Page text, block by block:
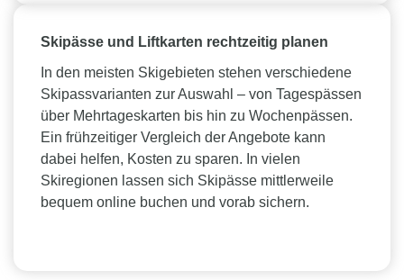
Skipässe und Liftkarten rechtzeitig planen
In den meisten Skigebieten stehen verschiedene
Skipassvarianten zur Auswahl – von Tagespässen
über Mehrtageskarten bis hin zu Wochenpässen.
Ein frühzeitiger Vergleich der Angebote kann
dabei helfen, Kosten zu sparen. In vielen
Skiregionen lassen sich Skipässe mittlerweile
bequem online buchen und vorab sichern.